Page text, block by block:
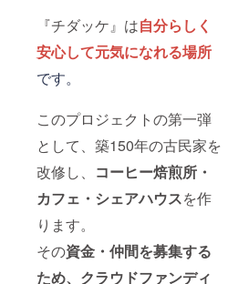
『チダッケ』は自分らしく
安心して元気になれる場所
です。
このプロジェクトの第一弾
として、築150年の古民家を
改修し、 コーヒー焙煎所・
カフェ・シェアハウスを作
ります。
その資金・仲間を募集する
ため、クラウドファンディ